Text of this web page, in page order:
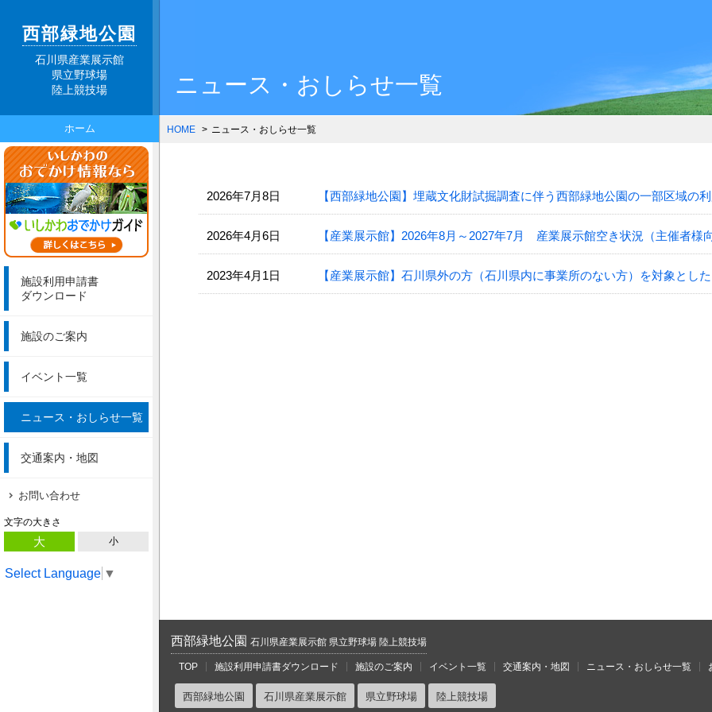
西部緑地公園
石川県産業展示館
県立野球場
陸上競技場
ホーム
施設利用申請書
ダウンロード
施設のご案内
イベント一覧
ニュース・おしらせ一覧
交通案内・地図
お問い合わせ
文字の大きさ
大 小
Select Language ▼
ニュース・おしらせ一覧
HOME ニュース・おしらせ一覧
2026年7月8日 【西部緑地公園】埋蔵文化財試掘調査に伴う西部緑地公園の一部区域の
2026年4月6日 【産業展示館】2026年8月～2027年7月 産業展示館空き状況（主催者様
2023年4月1日 【産業展示館】石川県外の方（石川県内に事業所のない方）を対象とし
西部緑地公園 石川県産業展示館 県立野球場 陸上競技場
TOP 施設利用申請書ダウンロード 施設のご案内 イベント一覧 交通案内・地図 ニュース・おしらせ一覧
西部緑地公園 石川県産業展示館 県立野球場 陸上競技場